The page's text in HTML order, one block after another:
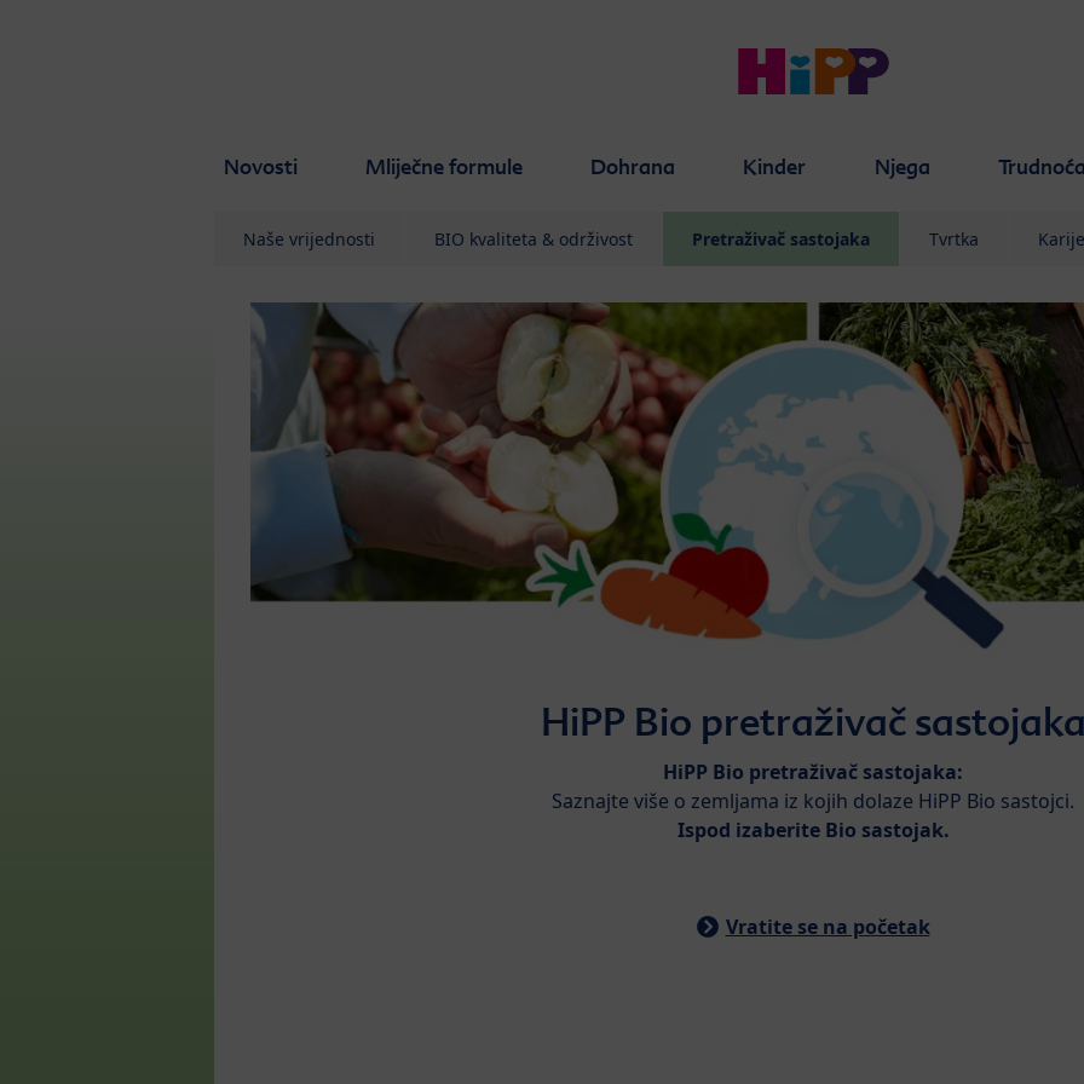
Novosti Mliječne formule Dohrana Kinder Njega
Naše vrijednosti BIO kvaliteta & održivost Pretraživač sastojaka Tvrtka
HiPP Bio pretraživač
HiPP Bio pretraživač sastojaka:
Saznajte više o zemljama iz kojih dolaze HiPP Bio sastojci.
Ispod izaberite Bio sastojak.
Vratite se na početak